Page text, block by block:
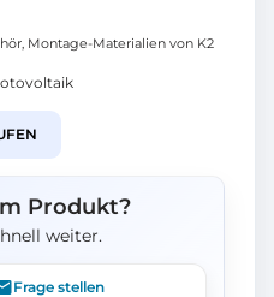
, Montage-Materialien von K2
Produkt?
weiter.
Frage stellen